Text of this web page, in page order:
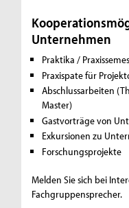
Unternehmen
Praktika /
Praxispate für
Abschlussarbeiten
Master)
Gastvorträge von
Exkursionen zu
Forschungsprojekte
Melden Sie sich bei
Fachgruppensprecher.